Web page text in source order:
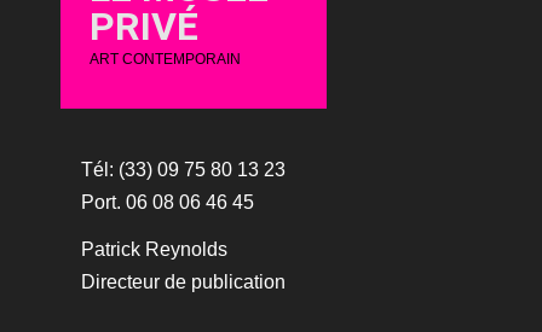
PRIVÉ
ART CONTEMPORAIN
Tél: (33) 09 75 80 13 23
Port. 06 08 06 46 45
Patrick Reynolds
Directeur de publication